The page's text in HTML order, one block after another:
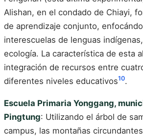
Alishan, en el condado de Chiayi,
de aprendizaje conjunto,
interescuelas de lenguas
ecología. La característica de esta
integración de recursos entre
diferentes niveles educativos10.
Escuela Primaria Yonggang,
Pingtung: Utilizando el árbol de
campus, las montañas